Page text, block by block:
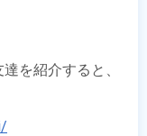
を紹介すると、